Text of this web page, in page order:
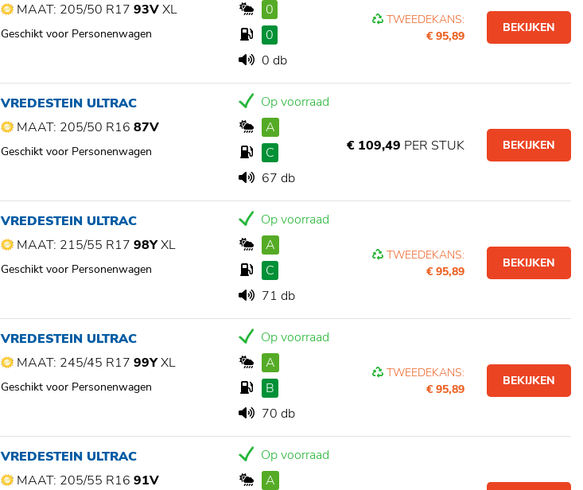
MAAT: 205/50 R1793VXL
Geschikt voor Personenwagen
0
0
0 db
TWEEDEKANS:
€ 95,89
BEKIJKEN
VREDESTEIN ULTRAC
MAAT: 205/50 R1687V
Geschikt voor Personenwagen
Op voorraad
A
C
67 db
€ 109,49 PER STUK BEKIJKEN
VREDESTEIN ULTRAC
MAAT: 215/55 R1798YXL
Geschikt voor Personenwagen
Op voorraad
A
C
71 db
TWEEDEKANS:
€ 95,89
BEKIJKEN
VREDESTEIN ULTRAC
MAAT: 245/45 R1799YXL
Geschikt voor Personenwagen
Op voorraad
A
B
70 db
TWEEDEKANS:
€ 95,89
BEKIJKEN
VREDESTEIN ULTRAC
MAAT: 205/55 R1691V
Op voorraad
A